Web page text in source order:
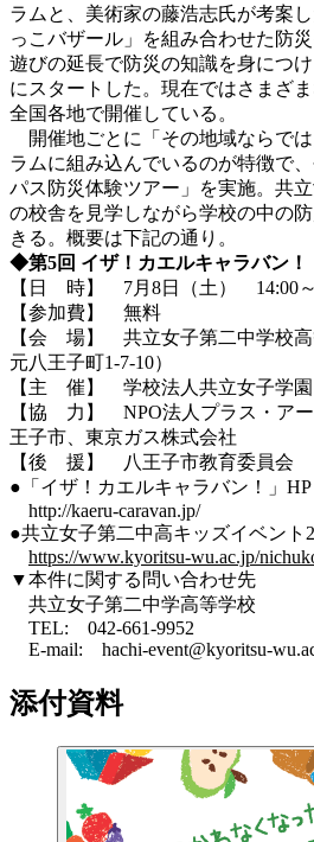
ラムと、美術家の藤浩志氏が考案
っこバザール」を組み合わせた防
遊びの延長で防災の知識を身につ
にスタートした。現在ではさまざ
全国各地で開催している。
開催地ごとに「その地域ならで
ラムに組み込んでいるのが特徴で
パス防災体験ツアー」を実施。共
の校舎を見学しながら学校の中の
きる。概要は下記の通り。
◆第5回 イザ！カエルキャラバン！
【日 時】 7月8日（土） 14:00
【参加費】 無料
【会 場】 共立女子第二中学校高
元八王子町1-7-10）
【主 催】 学校法人共立女子学園
【協 力】 NPO法人プラス・アー
王子市、東京ガス株式会社
【後 援】 八王子市教育委員会
●「イザ！カエルキャラバン！」HP
http://kaeru-caravan.jp/
●共立女子第二中高キッズイベント
https://www.kyoritsu-wu.ac.jp/
▼本件に関する問い合わせ先
共立女子第二中学高等学校
TEL: 042-661-9952
E-mail: hachi-event@kyoritsu-
添付資料